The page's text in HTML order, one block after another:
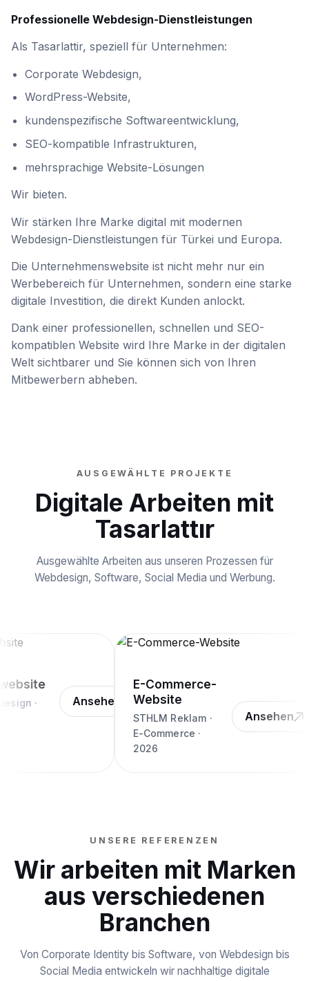
Professionelle Webdesign-Dienstleistungen
Als Tasarlattir, speziell für Unternehmen:
Corporate Webdesign,
WordPress-Website,
kundenspezifische Softwareentwicklung,
SEO-kompatible Infrastrukturen,
mehrsprachige Website-Lösungen
Wir bieten.
Wir stärken Ihre Marke digital mit modernen
Webdesign-Dienstleistungen für Türkei und Europa.
Die Unternehmenswebsite ist nicht mehr nur ein
Werbebereich für Unternehmen, sondern eine starke
digitale Investition, die direkt Kunden anlockt.
Dank einer professionellen, schnellen und SEO-
kompatiblen Website wird Ihre Marke in der digitalen
Welt sichtbarer und Sie können sich von Ihren
Mitbewerbern abheben.
AUSGEWÄHLTE PROJEKTE
Digitale Arbeiten mit
Tasarlattır
Ausgewählte Arbeiten aus unseren Prozessen für
Webdesign, Software, Social Media und Werbung.
· Ansehen
E-Commerce-
Website
STHLM Reklam ·
E-Commerce ·
2026
Ansehen
UNSERE REFERENZEN
Wir arbeiten mit Marken
aus verschiedenen
Branchen
Von Corporate Identity bis Software, von Webdesign bis
Social Media entwickeln wir nachhaltige digitale